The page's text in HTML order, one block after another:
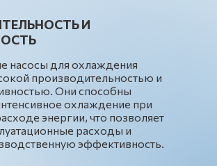
И
для охлаждения
производительностью и
Они способны
охлаждение при
энергии, что позволяет
расходы и
эффективность.